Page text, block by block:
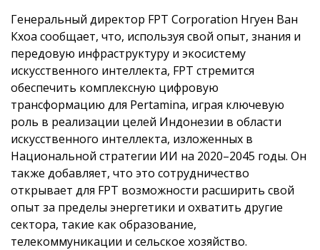
Генеральный директор FPT Corporation Нгуен Ван
Кхоа сообщает, что, используя свой опыт, знания и
передовую инфраструктуру и экосистему
искусственного интеллекта, FPT стремится
обеспечить комплексную цифровую
трансформацию для Pertamina, играя ключевую
роль в реализации целей Индонезии в области
искусственного интеллекта, изложенных в
Национальной стратегии ИИ на 2020–2045 годы. Он
также добавляет, что это сотрудничество
открывает для FPT возможности расширить свой
опыт за пределы энергетики и охватить другие
сектора, такие как образование,
телекоммуникации и сельское хозяйство.